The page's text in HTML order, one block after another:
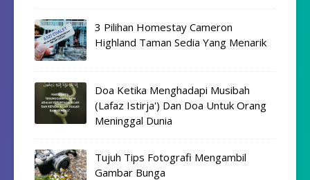
3 Pilihan Homestay Cameron
Highland Taman Sedia Yang Menarik
Doa Ketika Menghadapi Musibah
(Lafaz Istirja') Dan Doa Untuk Orang
Meninggal Dunia
Tujuh Tips Fotografi Mengambil
Gambar Bunga